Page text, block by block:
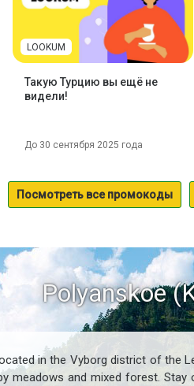
LOOKUM
Такую Турцию вы ещё не
видели!
До 30 сентября 2025 года
Посмотреть все промокоды
Polyanskoe
in the Vyborg district of the
meadows and mixed forest.